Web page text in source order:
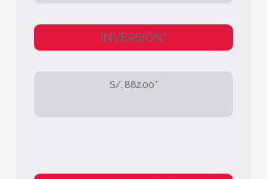
INVERSIÓN*
S/. 882.00*